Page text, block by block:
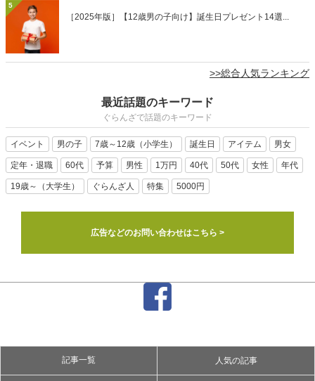
5
［2025年版］【12歳男の子向け】誕生日プレゼント14選...
>>総合人気ランキング
最近話題のキーワード
ぐらんざで話題のキーワード
イベント 男の子 7歳～12歳（小学生） 誕生日 アイテム 男女
定年・退職 60代 予算 男性 1万円 40代 50代 女性 年代
19歳～（大学生） ぐらんざ人 特集 5000円
広告などのお問い合わせはこちら >
記事一覧 人気の記事